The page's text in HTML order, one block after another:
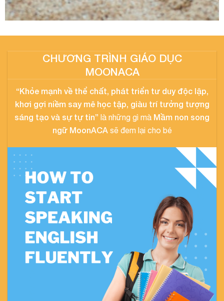
CHƯƠNG TRÌNH GIÁO DỤC
MOONACA
“Khỏe mạnh về thể chất, phát triển tư duy độc lập,
khơi gợi niềm say mê học tập, giàu trí tưởng tượng
sáng tạo và sự tự tin” là những gì mà Mầm non song
ngữ MoonACA sẽ đem lại cho bé